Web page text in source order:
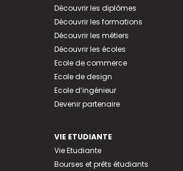
Découvrir les diplômes
Découvrir les formations
Découvrir les métiers
Découvrir les écoles
Ecole de commerce
Ecole de design
Ecole d’ingénieur
Devenir partenaire
VIE ETUDIANTE
Vie Etudiante
Bourses et prêts étudiants